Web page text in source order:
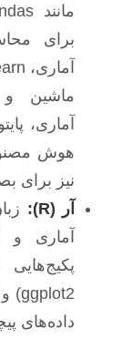
آماری،
نیز برای
آر (R):
آماری
داده‌های